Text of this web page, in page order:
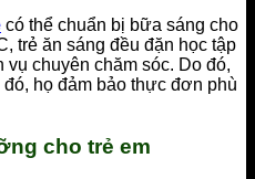
có thể chuẩn bị bữa sáng cho
trẻ ăn sáng đều đặn học tập
chuyên chăm sóc. Do đó,
họ đảm bảo thực đơn phù
cho trẻ em